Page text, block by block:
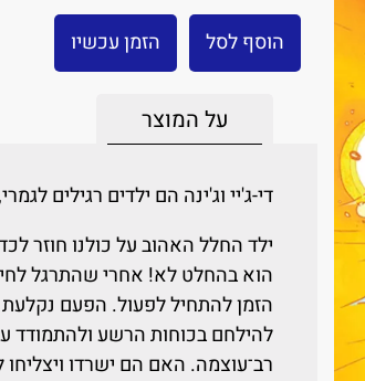
הוסף לסל הזמן עכשיו
על המוצר
די-ג'יי וג'ינה הם ילדים רגילים
ילד החלל האהוב על כולנו חוזר
הוא בהחלט לא! אחרי שהתרגל
הזמן להתחיל לפעול. הפעם
להילחם בכוחות הרשע ולהתמודד
רב־עוצמה. האם הם ישרדו